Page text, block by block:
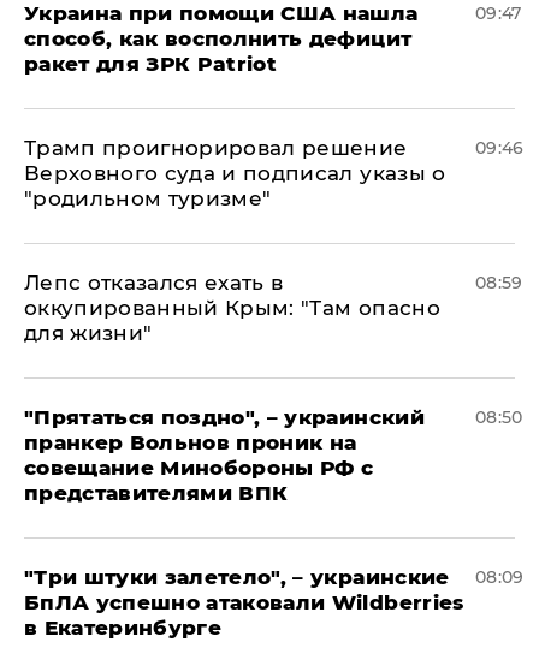
Украина при помощи США нашла
способ, как восполнить дефицит
ракет для ЗРК Patriot
09:47
Трамп проигнорировал решение
Верховного суда и подписал указы о
"родильном туризме"
09:46
Лепс отказался ехать в
оккупированный Крым: "Там опасно
для жизни"
08:59
"Прятаться поздно", – украинский
пранкер Вольнов проник на
совещание Минобороны РФ с
представителями ВПК
08:50
"Три штуки залетело", – украинские
БпЛА успешно атаковали Wildberries
в Екатеринбурге
08:09